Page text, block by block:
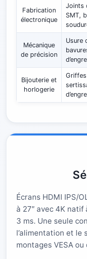
Fabrication
électronique
Joints
SMT,
Mécanique
de précision
Usure
Bijouterie et
horlogerie
Écrans HDMI IPS/
à 27″ avec 4K natif
3 ms. Une seule
l’alimentation et le
montages VESA ou